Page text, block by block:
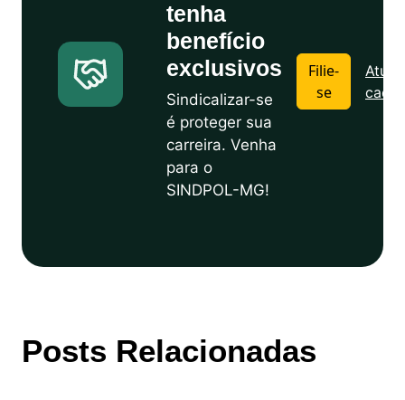
tenha
benefício
exclusivos
Sindicalizar-se
é proteger sua
carreira. Venha
para o
SINDPOL-MG!
Filie-
se
Posts Relacionadas